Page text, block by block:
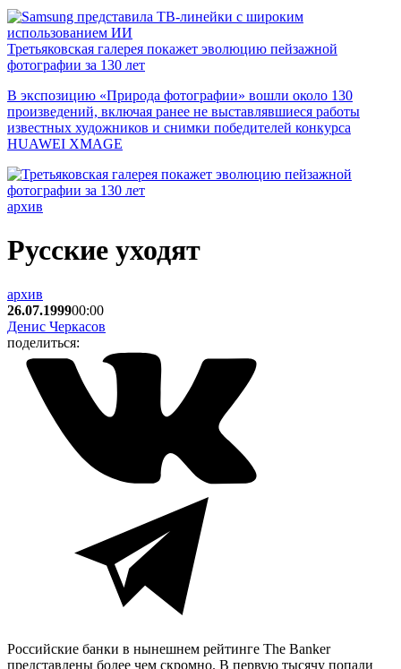
Третьяковская галерея покажет эволюцию пейзажной
фотографии за 130 лет
В экспозицию «Природа фотографии» вошли около 130
произведений, включая ранее не выставлявшиеся работы
известных художников и снимки победителей конкурса
HUAWEI XMAGE
архив
Русские уходят
архив
26.07.199900:00
Денис Черкасов
поделиться:
Российские банки в нынешнем рейтинге The Banker
представлены более чем скромно. В первую тысячу попали